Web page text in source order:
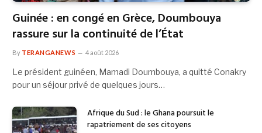
Guinée : en congé en Grèce, Doumbouya
rassure sur la continuité de l’État
By TERANGANEWS 4 août 2026
Le président guinéen, Mamadi Doumbouya, a quitté Conakry
pour un séjour privé de quelques jours…
Afrique du Sud : le Ghana poursuit le
rapatriement de ses citoyens